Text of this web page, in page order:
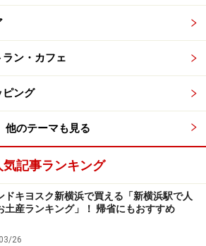
ン・カフェ
ピング
他のテーマも見る
気記事ランキング
ドキヨスク新横浜で買える「新横浜駅で人
土産ランキング」！ 帰省にもおすすめ
26